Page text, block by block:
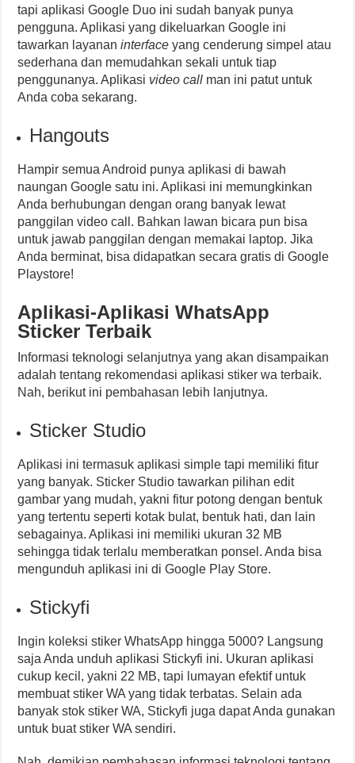
tapi aplikasi Google Duo ini sudah banyak punya
pengguna. Aplikasi yang dikeluarkan Google ini
tawarkan layananinterfaceyang cenderung simpel atau
sederhana dan memudahkan sekali untuk tiap
penggunanya. Aplikasi video call man ini patut untuk
Anda coba sekarang.
Hangouts
Hampir semua Android punya aplikasi di bawah
naungan Google satu ini. Aplikasi ini memungkinkan
Anda berhubungan dengan orang banyak lewat
panggilan video call. Bahkan lawan bicara pun bisa
untuk jawab panggilan dengan memakai laptop. Jika
Anda berminat, bisa didapatkan secara gratis di Google
Playstore!
Aplikasi-Aplikasi WhatsApp
Sticker Terbaik
Informasi teknologi selanjutnya yang akan disampaikan
adalah tentang rekomendasi aplikasi stiker wa terbaik.
Nah, berikut ini pembahasan lebih lanjutnya.
Sticker Studio
Aplikasi ini termasuk aplikasi simple tapi memiliki fitur
yang banyak. Sticker Studio tawarkan pilihan edit
gambar yang mudah, yakni fitur potong dengan bentuk
yang tertentu seperti kotak bulat, bentuk hati, dan lain
sebagainya. Aplikasi ini memiliki ukuran 32 MB
sehingga tidak terlalu memberatkan ponsel. Anda bisa
mengunduh aplikasi ini di Google Play Store.
Stickyfi
Ingin koleksi stiker WhatsApp hingga 5000? Langsung
saja Anda unduh aplikasi Stickyfi ini. Ukuran aplikasi
cukup kecil, yakni 22 MB, tapi lumayan efektif untuk
membuat stiker WA yang tidak terbatas. Selain ada
banyak stok stiker WA, Stickyfi juga dapat Anda gunakan
untuk buat stiker WA sendiri.